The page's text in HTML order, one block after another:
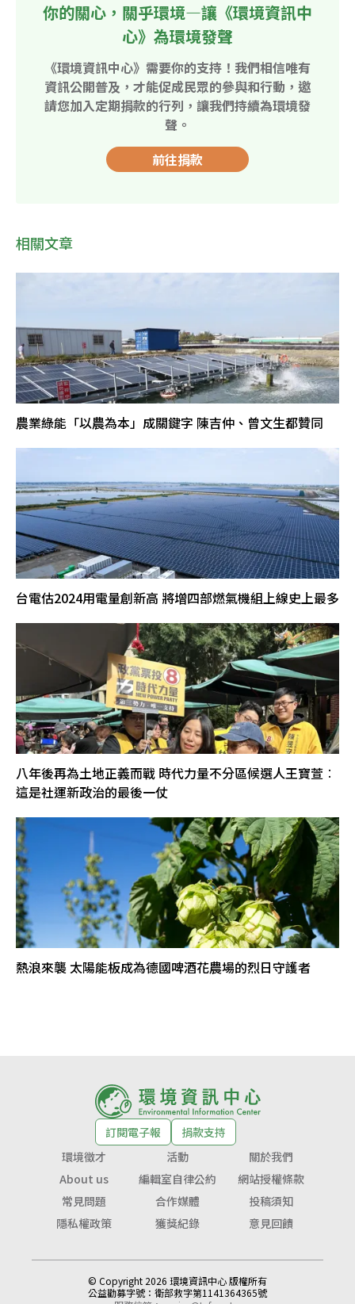
你的關心，關乎環境—讓《環境資訊中
心》為環境發聲
《環境資訊中心》需要你的支持！我們相信唯有
資訊公開普及，才能促成民眾的參與和行動，邀
請您加入定期捐款的行列，讓我們持續為環境發
聲。
前往捐款
相關文章
農業綠能「以農為本」成關鍵字 陳吉仲、曾文生都贊同
台電估2024用電量創新高 將增四部燃氣機組上線史上最多
八年後再為土地正義而戰 時代力量不分區候選人王寶萱︰
這是社運新政治的最後一仗
熱浪來襲 太陽能板成為德國啤酒花農場的烈日守護者
訂閱電子報
捐款支持
環境徵才
活動
關於我們
About us
編輯室自律公約
網站授權條款
常見問題
合作媒體
投稿須知
隱私權政策
獲獎紀錄 意見回饋
© Copyright 2026 環境資訊中心 版權所有
公益勸募字號： 衛部救字第1141364365號